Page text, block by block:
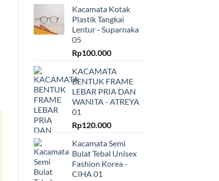
Kacamata Kotak
Plastik Tangkai
Lentur - Suparnaka
05
Rp100.000
KACAMATA
BENTUK FRAME
LEBAR PRIA DAN
WANITA - ATREYA
01
Rp120.000
Kacamata Semi
Bulat Tebal Unisex
Fashion Korea -
CIHA 01